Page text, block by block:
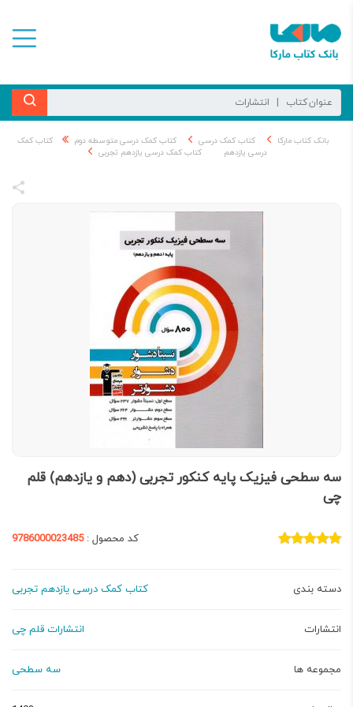
بانک کتاب مارکا کتاب کمک درسی کتاب کمک درسی متوسطه دوم
کتاب کمک
درسی یازدهم
کتاب کمک درسی یازدهم تجربی
سه سطحی فیزیک پایه کنکور تجربی (دهم و یازدهم) قلم
چی
کد محصول :9786000023485
دسته بندی کتاب کمک درسی یازدهم تجربی
انتشارات انتشارات قلم چی
مجموعه ها سه سطحی